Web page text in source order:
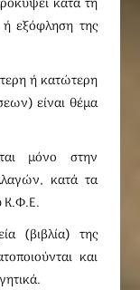
εξόφληση της
ή κατώτερη
είναι θέμα
μόνο στην
κατά τα
Κ.Φ.Ε.
(βιβλία) της
και